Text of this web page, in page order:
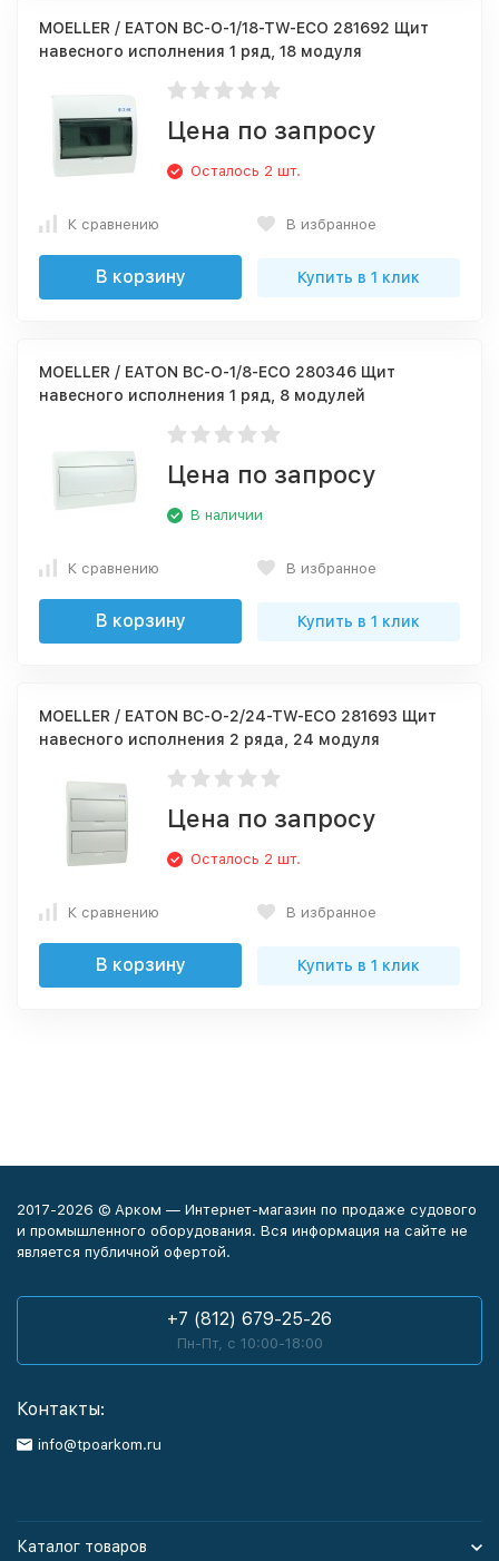
MOELLER / EATON BC-O-1/18-TW-ECO 281692 Щит
навесного исполнения 1 ряд, 18 модуля
Цена по запросу
Осталось 2 шт.
К сравнению В избранное
В корзину Купить в 1 клик
MOELLER / EATON BC-O-1/8-ECO 280346 Щит
навесного исполнения 1 ряд, 8 модулей
Цена по запросу
В наличии
К сравнению В избранное
В корзину Купить в 1 клик
MOELLER / EATON BC-O-2/24-TW-ECO 281693 Щит
навесного исполнения 2 ряда, 24 модуля
Цена по запросу
Осталось 2 шт.
К сравнению В избранное
В корзину Купить в 1 клик
2017-2026 © Арком — Интернет-магазин по продаже судового
и промышленного оборудования. Вся информация на сайте не
является публичной офертой.
+7 (812) 679-25-26
Пн-Пт, с 10:00-18:00
Контакты:
info@tpoarkom.ru
Каталог товаров